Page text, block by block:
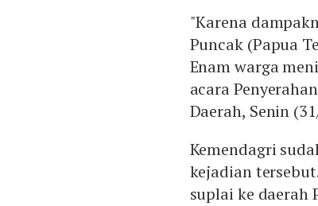
"Karena
Puncak (Papua
Enam warga
acara
Daerah, Senin
Kemendagri
kejadian
suplai ke daerah